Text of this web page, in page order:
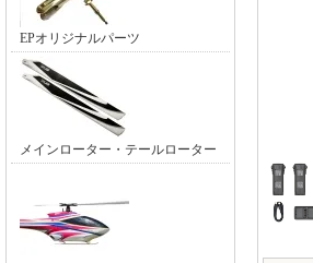
EPオリジナルパーツ
メインローター・テールローター